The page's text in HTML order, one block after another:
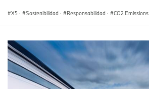
X5 · Sostenibilidad · Responsabilidad · CO2 Emissions